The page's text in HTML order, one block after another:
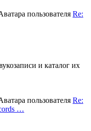
Re:
и каталог их
Re:
…